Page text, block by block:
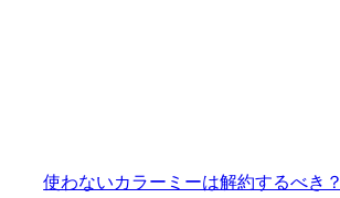
使わないカラーミーは解約するべき？